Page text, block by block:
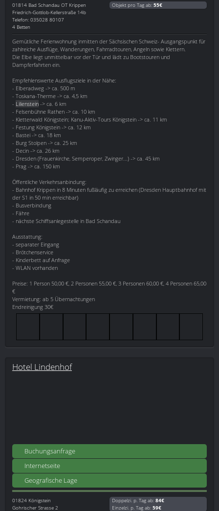
01814 Bad Schandau OT Krippen
Friedrich-Gottlob-Kellerstraße 14b
Telefon: 035028 80107
4 Betten
Objekt pro Tag ab: 55€
Gemütliche Ferienwohnung inmitten der Sächsischen Schweiz- Ausgangspunkt für
zahlreiche Ausflüge, Wanderungen, Fahrradtouren, Angeln sowie Klettern.
Die Elbe liegt unmittelbar vor der Tür und lädt zu Bootstouren und
Dampferfahrten ein.
Empfehlenswerte Ausflugsziele in der Nähe:
- Elberadweg -> ca. 500 m
- Toskana-Therme -> ca. 4,5 km
- Lilienstein -> ca. 6 km
- Felsenbühne Rathen -> ca. 10 km
- Kletterwald Königstein; Kanu-Aktiv-Tours Königstein -> ca. 11 km
- Festung Königstein -> ca. 12 km
- Bastei -> ca. 18 km
- Burg Stolpen -> ca. 25 km
- Decin -> ca. 26 km
- Dresden (Frauenkirche, Semperoper, Zwinger...) -> ca. 45 km
- Prag -> ca. 150 km
Öffentliche Verkehrsanbindung:
- Bahnhof Krippen in 8 Minuten fußläufig zu erreichen (Dresden Hauptbahnhof mit
der S1 in 50 min erreichbar)
- Busverbindung
- Fähre
- nächste Schiffsanlegestelle in Bad Schandau
Ausstattung:
- separater Eingang
- Brötchenservice
- Kinderbett auf Anfrage
- WLAN vorhanden
Preise: 1 Person 50,00 €, 2 Personen 55,00 €, 3 Personen 60,00 €, 4 Personen 65,00
€
Vermietung: ab 5 Übernachtungen
Endreinigung 30€
Hotel Lindenhof
Buchungsanfrage
Internetseite
Geografische Lage
01824 Königstein
Gohrischer Strasse 2
Doppelzi. p. Tag ab: 84€
Einzelzi. p. Tag ab: 59€